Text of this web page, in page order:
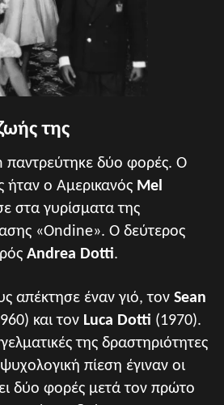
της
δύο φορές. Ο
ήταν ο Αμερικανός Mel
στα γυρίσματα της
«Ondine». Ο δεύτερος
Andrea Dotti.
απέκτησε έναν γιό, τον Sean
και τον Luca Dotti (1970).
της δραστηριότητες
πίεση έγιναν οι
δύο φορές μετά τον πρώτο